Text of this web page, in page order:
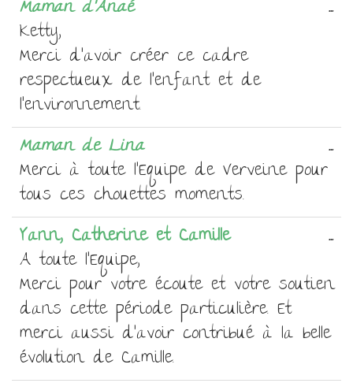
Maman d'Anaé
Ketty,
Merci d'avoir créer ce cadre
respectueux de l'enfant et de
l'environnement.
...
Maman de Lina
Merci à toute l'Equipe de Verveine pour
tous ces chouettes moments.
...
Yann, Catherine et Camille
A toute l'Equipe,
Merci pour votre écoute et votre soutien
dans cette période particulière. Et
merci aussi d'avoir contribué à la belle
évolution de Camille.
...